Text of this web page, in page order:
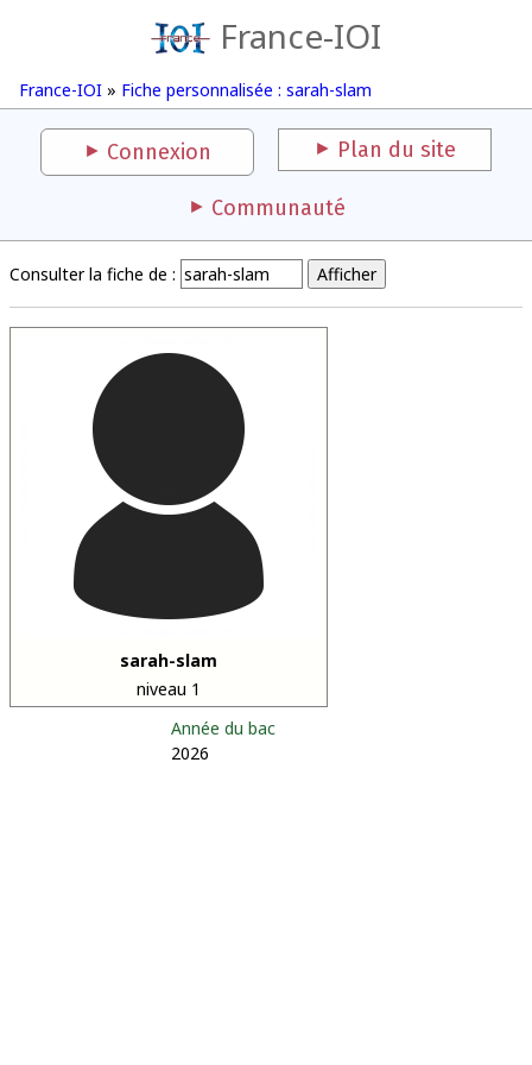
France-IOI
France-IOI » Fiche personnalisée : sarah-slam
Connexion Plan du site
Communauté
Consulter la fiche de :
sarah-slam
niveau 1
Année du bac
2026